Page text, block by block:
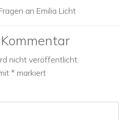
an Emilia Licht
nicht veröffentlicht.
* markiert